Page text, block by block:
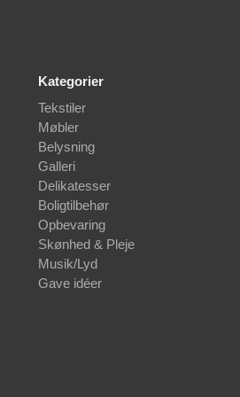
Kategorier
Tekstiler
Møbler
Belysning
Galleri
Delikatesser
Boligtilbehør
Opbevaring
Skønhed & Pleje
Musik/Lyd
Gave idéer